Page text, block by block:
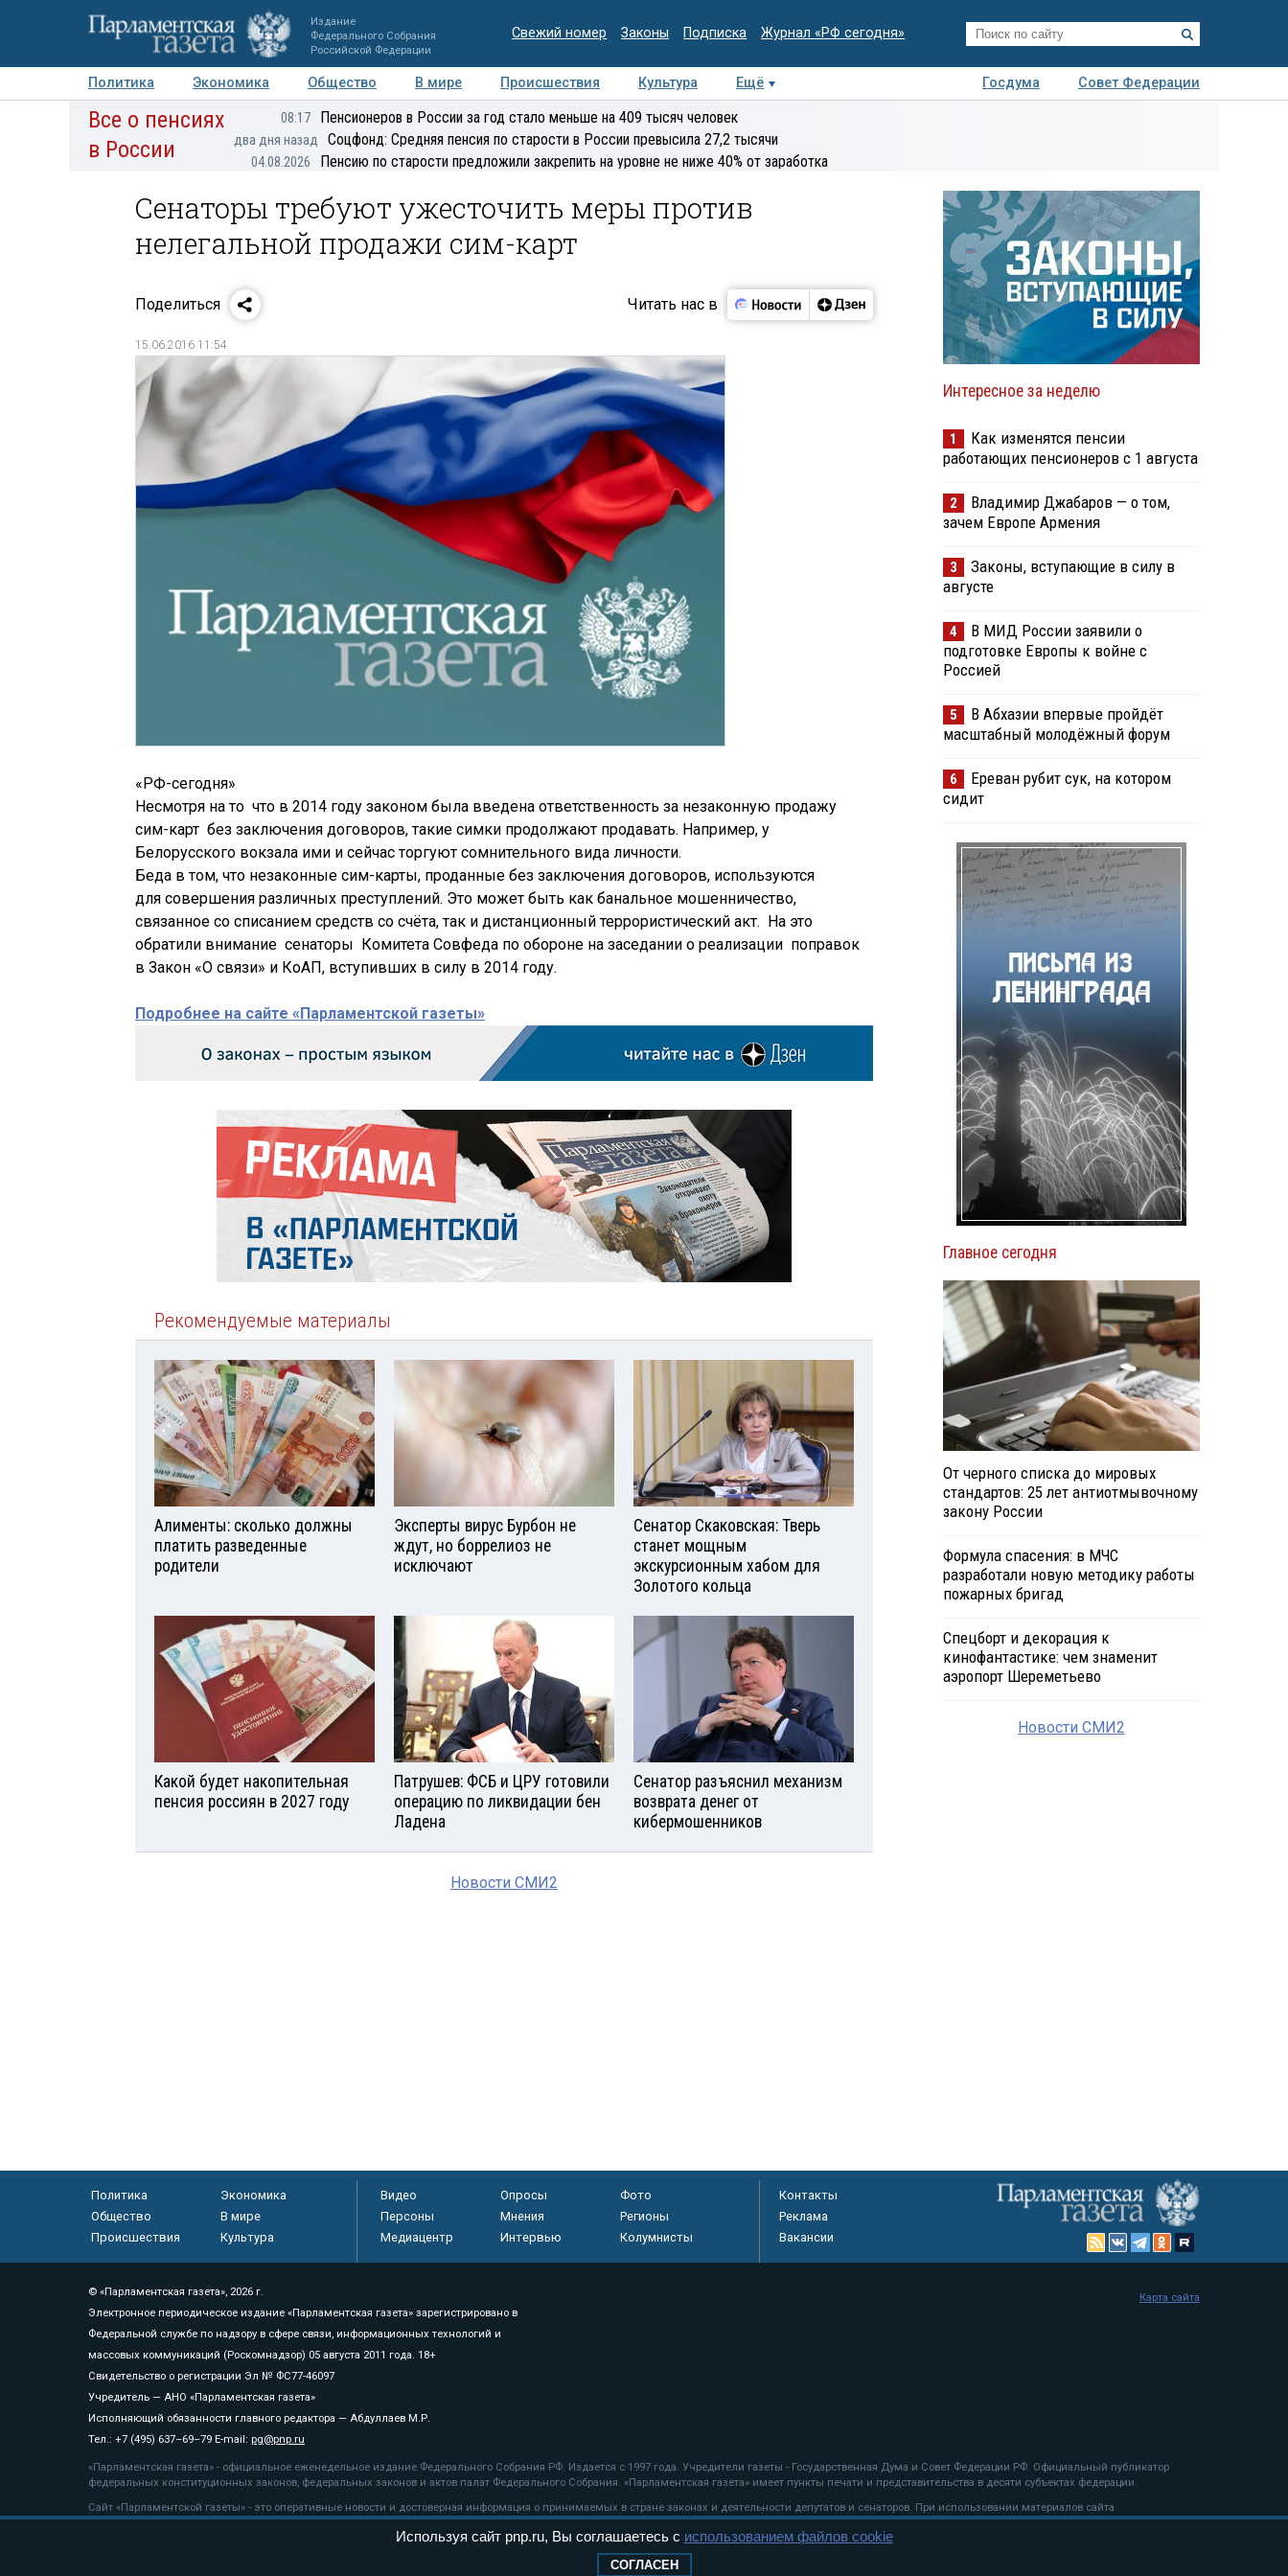
Издание
Федерального Собрания
Российской Федерации
Свежий номер Законы Подписка Журнал «РФ сегодня»
Политика Экономика Общество В мире Происшествия Культура Ещё Госдума
Совет Федерации
Авторы Персоны Мнения Регионы Медиацентр Интервью Колумнисты
Все о пенсиях
в России
08:17 Пенсионеров в России за год стало меньше на 409 тысяч человек
два дня назад Соцфонд: Средняя пенсия по старости в России превысила 27,2 тысячи
04.08.2026 Пенсию по старости предложили закрепить на уровне не ниже 40% от заработка
Сенаторы требуют ужесточить меры против
нелегальной продажи сим-карт
Поделиться Читать нас в
15.06.2016 11:54
«РФ-сегодня»
Несмотря на то что в 2014 году законом была введена ответственность за незаконную продажу
сим-карт без заключения договоров, такие симки продолжают продавать. Например, у
Белорусского вокзала ими и сейчас торгуют сомнительного вида личности.
Беда в том, что незаконные сим-карты, проданные без заключения договоров, используются
для совершения различных преступлений. Это может быть как банальное мошенничество,
связанное со списанием средств со счёта, так и дистанционный террористический акт. На это
обратили внимание сенаторы Комитета Совфеда по обороне на заседании о реализации поправок
в Закон «О связи» и КоАП, вступивших в силу в 2014 году.
Подробнее на сайте «Парламентской газеты»
Рекомендуемые материалы
Алименты: сколько должны
платить разведенные
родители
Эксперты вирус Бурбон не
ждут, но боррелиоз не
исключают
Сенатор Скаковская: Тверь
станет мощным
экскурсионным хабом для
Золотого кольца
Какой будет накопительная
пенсия россиян в 2027 году
Патрушев: ФСБ и ЦРУ готовили
операцию по ликвидации бен
Ладена
Сенатор разъяснил механизм
возврата денег от
кибермошенников
Новости СМИ2
Интересное за неделю
1
Как изменятся пенсии
работающих пенсионеров с 1 августа
2
Владимир Джабаров — о том,
зачем Европе Армения
3
Законы, вступающие в силу в
августе
4
В МИД России заявили о
подготовке Европы к войне с
Россией
5
В Абхазии впервые пройдёт
масштабный молодёжный форум
6
Ереван рубит сук, на котором
сидит
Главное сегодня
От черного списка до мировых
стандартов: 25 лет антиотмывочному
закону России
Формула спасения: в МЧС
разработали новую методику работы
пожарных бригад
Спецборт и декорация к
кинофантастике: чем знаменит
аэропорт Шереметьево
Новости СМИ2
Политика
Экономика
Общество
В мире
Происшествия
Культура
Видео Опросы
Фото
Персоны
Мнения
Регионы
Медиацентр
Интервью Колумнисты
Контакты
Реклама
Вакансии
© «Парламентская газета», 2026 г.
Электронное периодическое издание «Парламентская газета» зарегистрировано в
Федеральной службе по надзору в сфере связи, информационных технологий и
массовых коммуникаций (Роскомнадзор) 05 августа 2011 года. 18+
Свидетельство о регистрации Эл № ФС77-46097
Учредитель — АНО «Парламентская газета»
Исполняющий обязанности главного редактора — Абдуллаев М.Р.
Тел.: +7 (495) 637–69–79 E-mail: pg@pnp.ru
«Парламентская газета» - официальное еженедельное издание Федерального Собрания РФ. Издается с 1997 года. Учредители газеты - Государственная Дума и Совет Федерации РФ. Официальный публикатор
федеральных конституционных законов, федеральных законов и актов палат Федерального Собрания. «Парламентская газета» имеет пункты печати и представительства в десяти субъектах федерации.
Сайт «Парламентской газеты» - это оперативные новости и достоверная информация о принимаемых в стране законах и деятельности депутатов и сенаторов. При использовании материалов сайта
«Парламентской газеты» активная ссылка на pnp.ru обязательна.
рекомендательные технологии
Карта сайта
Используя сайт pnp.ru, Вы соглашаетесь с использованием файлов cookie
СОГЛАСЕН